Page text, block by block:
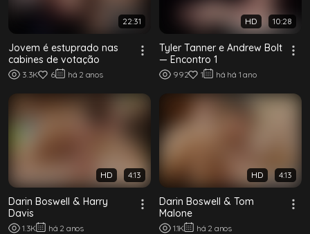
22:31
Jovem é estuprado nas
cabines de votação
3.3K 6 há 2 anos
HD 10:28
Tyler Tanner e Andrew Bolt
— Encontro 1
992 1 há há 1 ano
HD 4:13
Darin Boswell & Harry
Davis
1.3K há 2 anos
HD 4:13
Darin Boswell & Tom
Malone
1.1K há 2 anos